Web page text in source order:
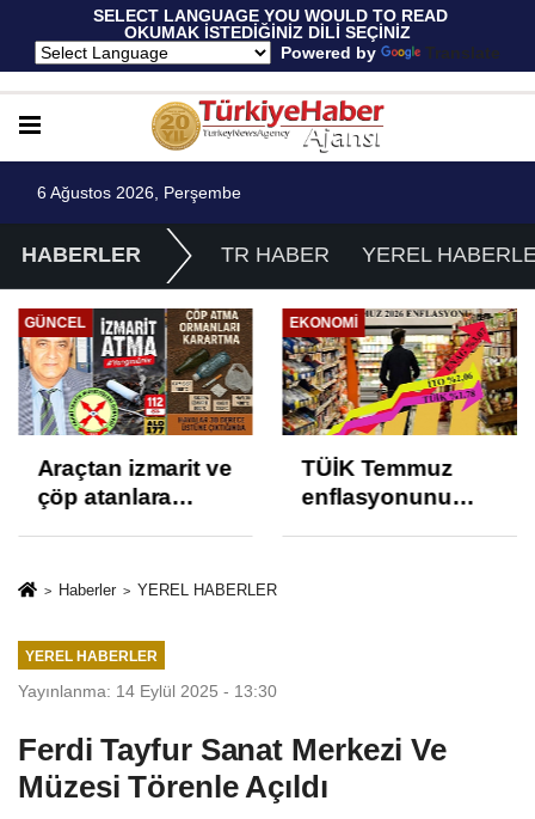
SELECT LANGUAGE YOU WOULD TO READ
OKUMAK İSTEDİĞİNİZ DİLİ SEÇİNİZ
Powered by
Translate
6 Ağustos 2026, Perşembe
HABERLER TR HABER YEREL
GÜNCEL
Araçtan izmarit ve
çöp atanlara
izmariti
EKONOMI
TÜİK Temmuz
enflasyonunu
Haberler YEREL HABERLER
YEREL HABERLER
Yayınlanma: 14 Eylül 2025 - 13:30
Ferdi Tayfur Sanat Merkezi Ve
Müzesi Törenle Açıldı